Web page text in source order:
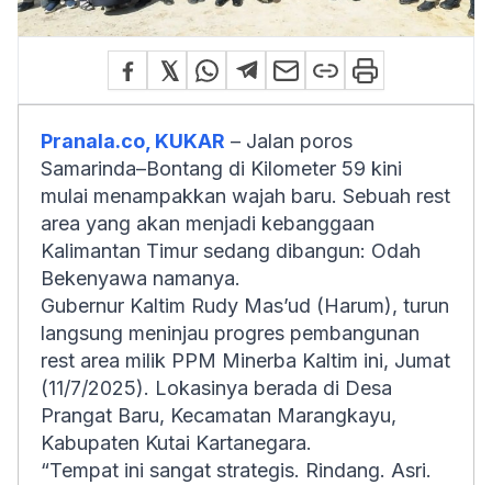
Pranala.co, KUKAR – Jalan poros
Samarinda–Bontang di Kilometer 59 kini
mulai menampakkan wajah baru. Sebuah rest
area yang akan menjadi kebanggaan
Kalimantan Timur sedang dibangun: Odah
Bekenyawa namanya.
Gubernur Kaltim Rudy Mas’ud (Harum), turun
langsung meninjau progres pembangunan
rest area milik PPM Minerba Kaltim ini, Jumat
(11/7/2025). Lokasinya berada di Desa
Prangat Baru, Kecamatan Marangkayu,
Kabupaten Kutai Kartanegara.
“Tempat ini sangat strategis. Rindang. Asri.